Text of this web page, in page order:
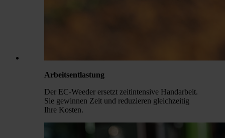
Arbeitsentlastung
Der EC-Weeder ersetzt zeitintensive Handarbeit.
Sie gewinnen Zeit und reduzieren gleichzeitig
Ihre Kosten.